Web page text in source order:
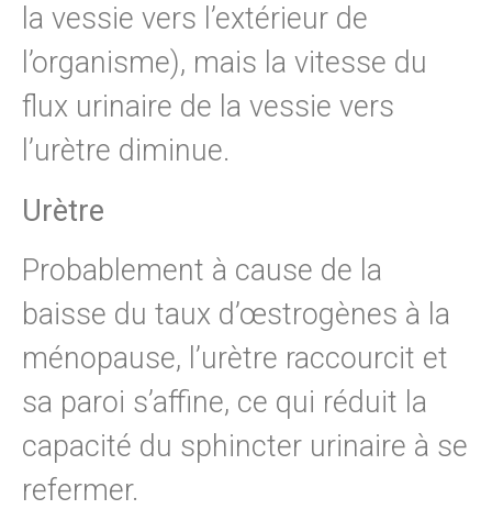
la vessie vers l’extérieur de
l’organisme), mais la vitesse du
flux urinaire de la vessie vers
l’urètre diminue.
Urètre
Probablement à cause de la
baisse du taux d’œstrogènes à la
ménopause, l’urètre raccourcit et
sa paroi s’affine, ce qui réduit la
capacité du sphincter urinaire à se
refermer.